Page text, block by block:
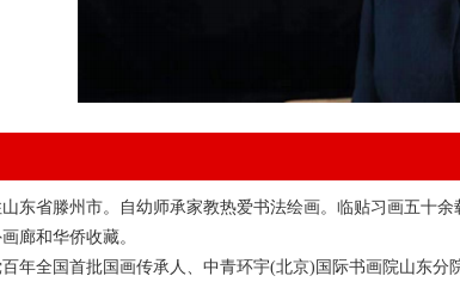
东省滕州市。自幼师承家教热爱书法绘画。临贴习画五十
廊和华侨收藏。
年全国首批国画传承人、中青环宇(北京)国际书画院山东